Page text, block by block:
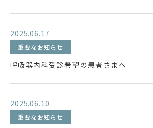
2025.06.17
重要なお知らせ
呼吸器内科受診希望の患者さまへ
2025.06.10
重要なお知らせ